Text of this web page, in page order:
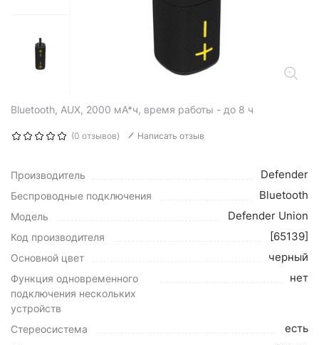
Bluetooth, AUX, 2000 мА*ч, время работы - до 8 ч
(0 отзывов) Написать отзыв
Производитель Defender
Беспроводные подключения Bluetooth
Модель Defender Union
Код производителя [65139]
Основной цвет черный
Функция одновременного
подключения нескольких
устройств
нет
Стереосистема есть